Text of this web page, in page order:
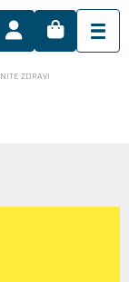
ZDRAVI